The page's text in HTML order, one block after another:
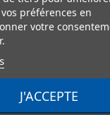
préférences en
votre
J'ACCEPTE